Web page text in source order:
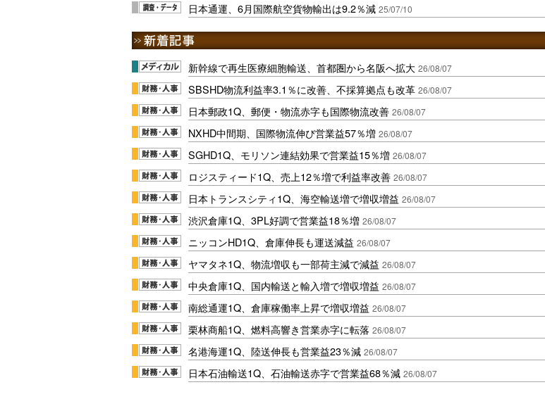
日本通運、6月国際航空貨物輸出は9.2％減 25/07/10
新幹線で再生医療細胞輸送、首都圏から名阪へ拡大 26/08/07
SBSHD物流利益率3.1％に改善、不採算拠点も改革 26/08/07
日本郵政1Q、郵便・物流赤字も国際物流改善 26/08/07
NXHD中間期、国際物流伸び営業益57％増 26/08/07
SGHD1Q、モリソン連結効果で営業益15％増 26/08/07
ロジスティード1Q、売上12％増で利益率改善 26/08/07
日本トランスシティ1Q、海空輸送増で増収増益 26/08/07
渋沢倉庫1Q、3PL好調で営業益18％増 26/08/07
ニッコンHD1Q、倉庫伸長も運送減益 26/08/07
ヤマタネ1Q、物流増収も一部荷主減で減益 26/08/07
中央倉庫1Q、国内輸送と輸入増で増収増益 26/08/07
南総通運1Q、倉庫稼働率上昇で増収増益 26/08/07
栗林商船1Q、燃料高響き営業赤字に転落 26/08/07
名港海運1Q、陸送伸長も営業益23％減 26/08/07
日本石油輸送1Q、石油輸送赤字で営業益68％減 26/08/07